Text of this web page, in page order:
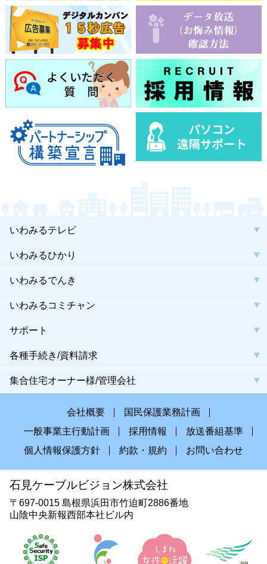
いわみるテレビ
いわみるひかり
いわみるでんき
いわみるコミチャン
サポート
各種手続き/資料請求
集合住宅オーナー様/管理会社
会社概要
国民保護業務計画
一般事業主行動計画
採用情報
放送番組基準
個人情報保護方針
約款・規約 お問い合わせ
石見ケーブルビジョン株式会社
〒697-0015 島根県浜田市竹迫町2886番地
山陰中央新報西部本社ビル内